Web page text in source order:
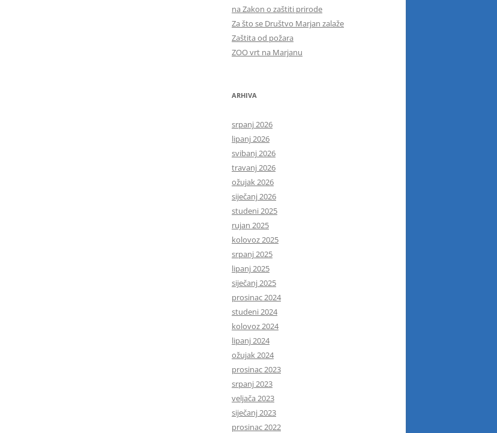
na Zakon o zaštiti prirode
Za što se Društvo Marjan zalaže
Zaštita od požara
ZOO vrt na Marjanu
ARHIVA
srpanj 2026
lipanj 2026
svibanj 2026
travanj 2026
ožujak 2026
siječanj 2026
studeni 2025
rujan 2025
kolovoz 2025
srpanj 2025
lipanj 2025
siječanj 2025
prosinac 2024
studeni 2024
kolovoz 2024
lipanj 2024
ožujak 2024
prosinac 2023
srpanj 2023
veljača 2023
siječanj 2023
prosinac 2022